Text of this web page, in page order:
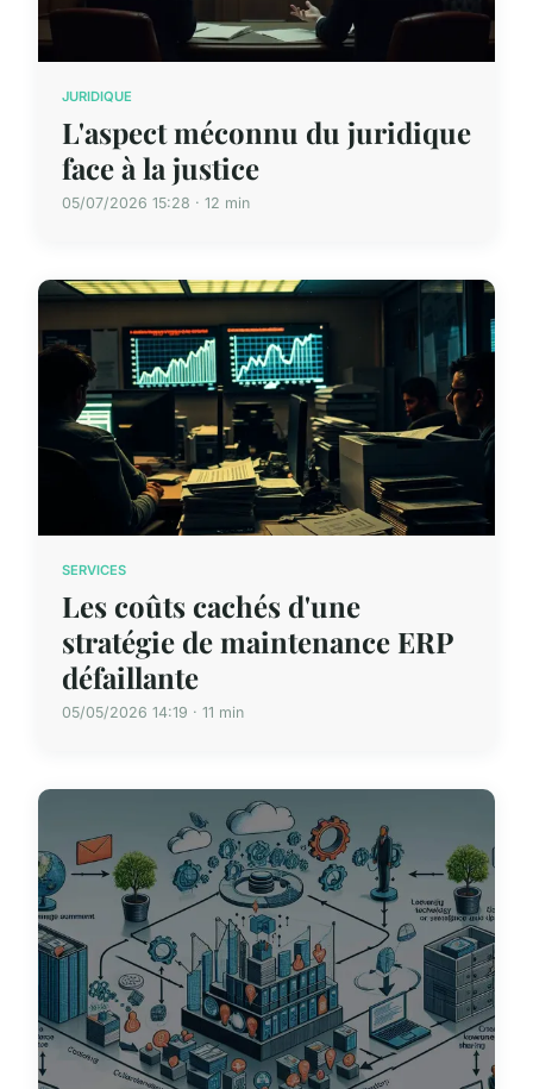
JURIDIQUE
L'aspect méconnu du juridique
face à la justice
05/07/2026 15:28 · 12 min
SERVICES
Les coûts cachés d'une
stratégie de maintenance ERP
défaillante
05/05/2026 14:19 · 11 min